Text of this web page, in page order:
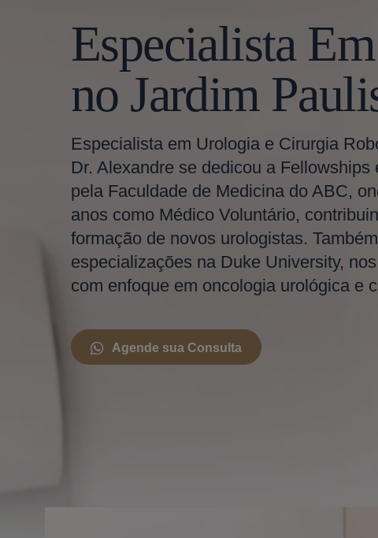
Especialista
no Jardim
Especialista em Urologia e Cirurgia
Dr. Alexandre se dedicou a Fellowships
pela Faculdade de Medicina do ABC,
anos como Médico Voluntário,
formação de novos urologistas.
especializações na Duke University,
com enfoque em oncologia urológica e
Agende sua Consulta